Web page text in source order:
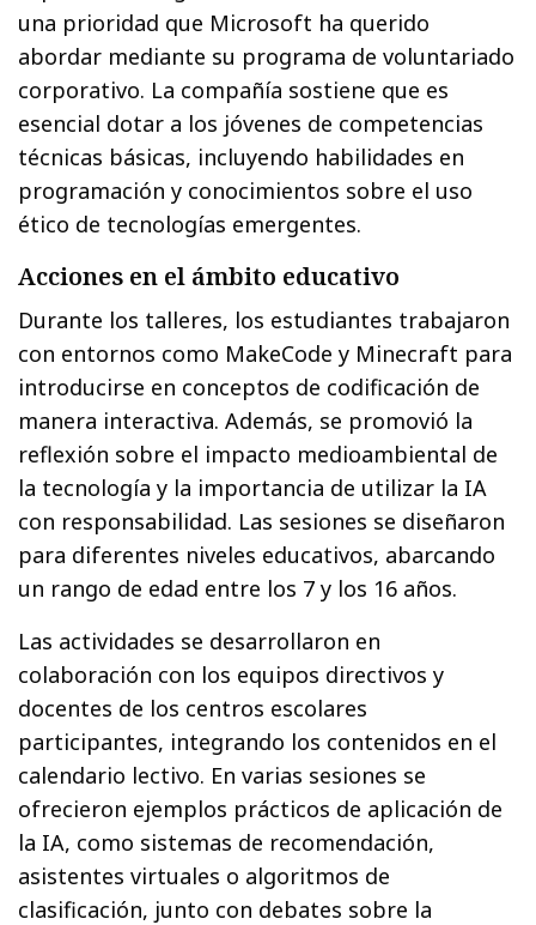
una prioridad que Microsoft ha querido
abordar mediante su programa de voluntariado
corporativo. La compañía sostiene que es
esencial dotar a los jóvenes de competencias
técnicas básicas, incluyendo habilidades en
programación y conocimientos sobre el uso
ético de tecnologías emergentes.
Acciones en el ámbito educativo
Durante los talleres, los estudiantes trabajaron
con entornos como MakeCode y Minecraft para
introducirse en conceptos de codificación de
manera interactiva. Además, se promovió la
reflexión sobre el impacto medioambiental de
la tecnología y la importancia de utilizar la IA
con responsabilidad. Las sesiones se diseñaron
para diferentes niveles educativos, abarcando
un rango de edad entre los 7 y los 16 años.
Las actividades se desarrollaron en
colaboración con los equipos directivos y
docentes de los centros escolares
participantes, integrando los contenidos en el
calendario lectivo. En varias sesiones se
ofrecieron ejemplos prácticos de aplicación de
la IA, como sistemas de recomendación,
asistentes virtuales o algoritmos de
clasificación, junto con debates sobre la